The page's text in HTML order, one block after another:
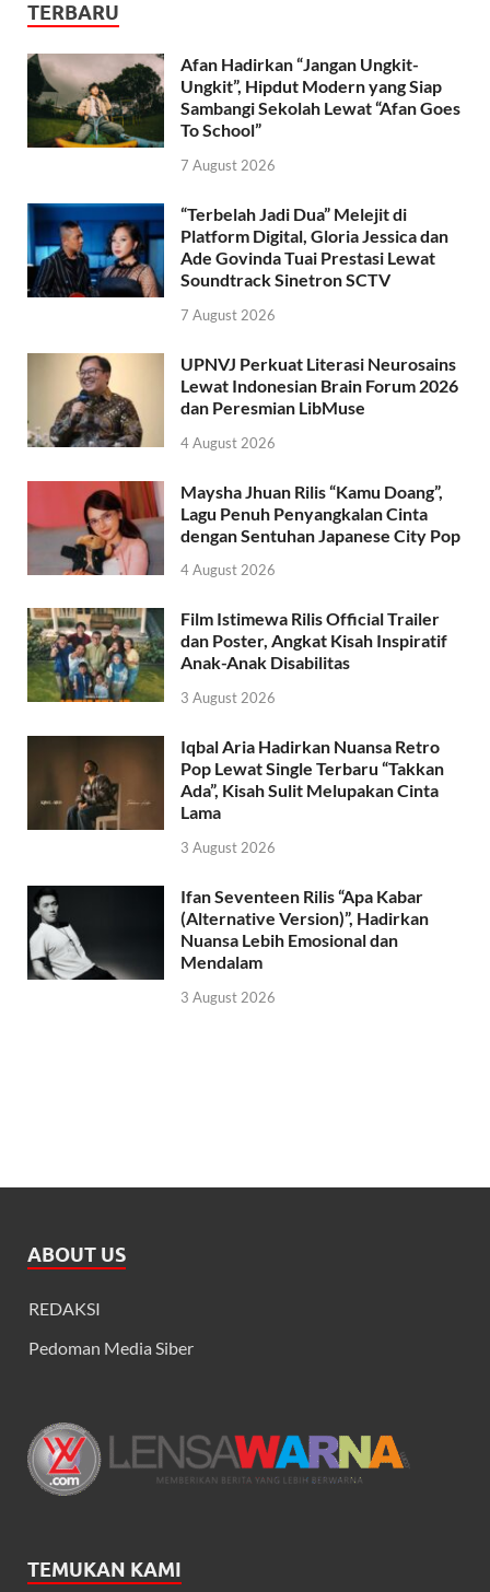
TERBARU
Afan Hadirkan “Jangan Ungkit-
Ungkit”, Hipdut Modern yang Siap
Sambangi Sekolah Lewat “Afan Goes
To School”
7 August 2026
“Terbelah Jadi Dua” Melejit di
Platform Digital, Gloria Jessica dan
Ade Govinda Tuai Prestasi Lewat
Soundtrack Sinetron SCTV
7 August 2026
UPNVJ Perkuat Literasi Neurosains
Lewat Indonesian Brain Forum 2026
dan Peresmian LibMuse
4 August 2026
Maysha Jhuan Rilis “Kamu Doang”,
Lagu Penuh Penyangkalan Cinta
dengan Sentuhan Japanese City Pop
4 August 2026
Film Istimewa Rilis Official Trailer
dan Poster, Angkat Kisah Inspiratif
Anak-Anak Disabilitas
3 August 2026
Iqbal Aria Hadirkan Nuansa Retro
Pop Lewat Single Terbaru “Takkan
Ada”, Kisah Sulit Melupakan Cinta
Lama
3 August 2026
Ifan Seventeen Rilis “Apa Kabar
(Alternative Version)”, Hadirkan
Nuansa Lebih Emosional dan
Mendalam
3 August 2026
ABOUT US
REDAKSI
Pedoman Media Siber
TEMUKAN KAMI